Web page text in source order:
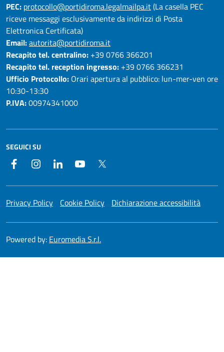
PEC: protocollo@portidiroma.legalmailpa.it(La casella PEC
riceve messaggi esclusivamente da indirizzi di Posta
Elettronica Certificata)
Email:autorita@portidiroma.it
Recapito tel. centralino: +39 0766 366201
Recapito tel. reception ingresso: +39 0766 366231
Ufficio Protocollo: Orari apertura al pubblico: lun-mer-ven ore
10:30-13:30
P.IVA:00974341000
SEGUICI SU
Facebook InstagramLinkedIn YouTube
Privacy Policy Cookie Policy Dichiarazione accessibilità
Powered by: Euromedia S.r.l.